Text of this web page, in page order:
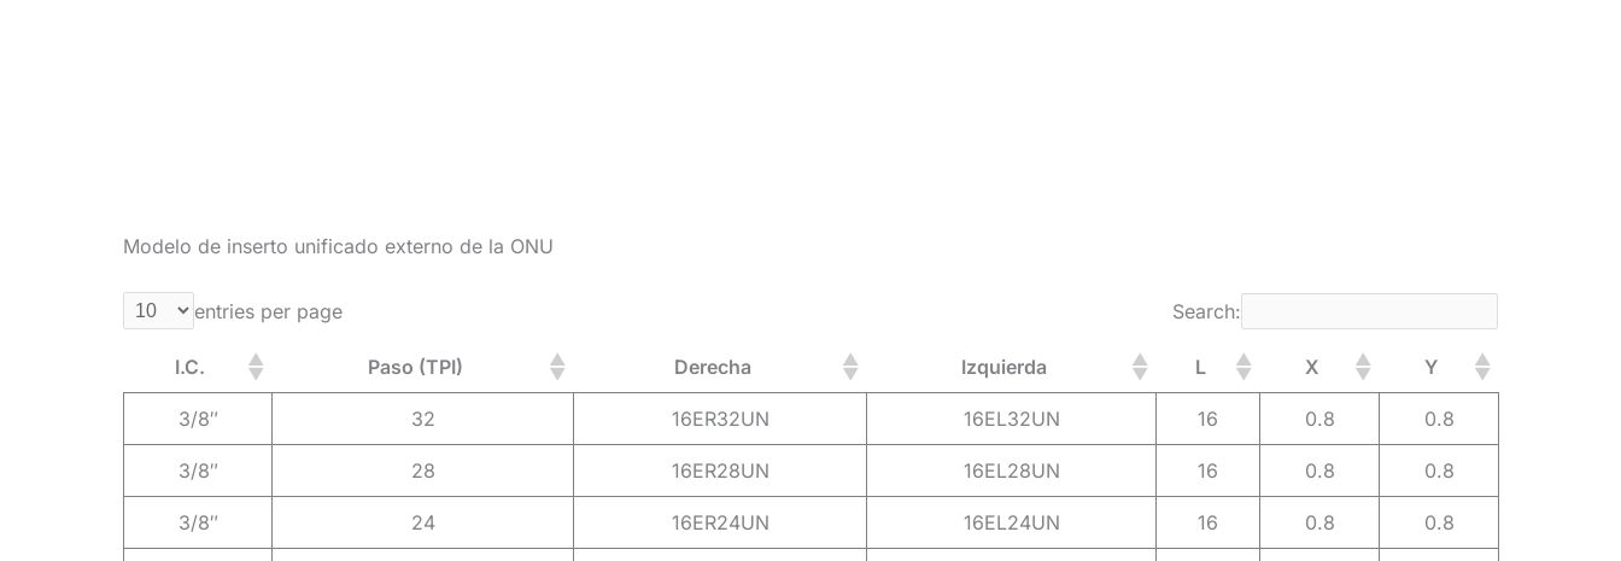
Modelo de inserto unificado externo de la ONU
entries per page Search:
I.C. Paso (TPI) Derecha Izquierda L X Y
3/8″ 32 16ER32UN 16EL32UN 16 0.8 0.8
3/8″ 28 16ER28UN 16EL28UN 16 0.8 0.8
3/8″ 24 16ER24UN 16EL24UN 16 0.8 0.8